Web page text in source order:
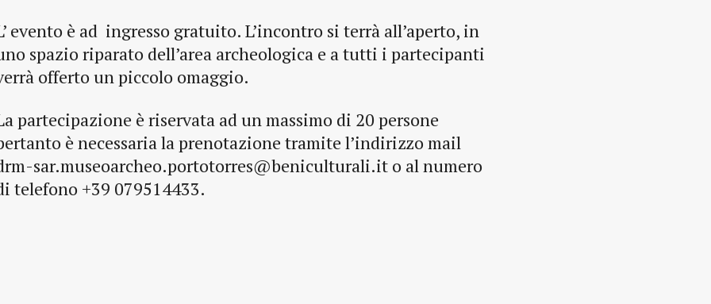
evento è ad ingresso gratuito. L’incontro si terrà all’aperto, in
spazio riparato dell’area archeologica e a tutti i partecipanti
offerto un piccolo omaggio.
partecipazione è riservata ad un massimo di 20 persone
è necessaria la prenotazione tramite l’indirizzo mail
sar.museoarcheo.portotorres@beniculturali.it o al numero
telefono +39 079514433.